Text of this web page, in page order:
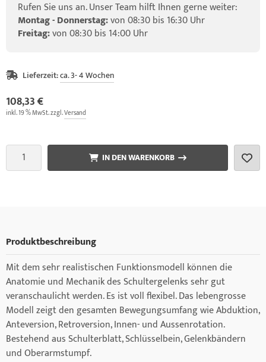
Rufen Sie uns an. Unser Team hilft Ihnen gerne weiter:
Montag - Donnerstag:von 08:30 bis 16:30 Uhr
Freitag:von 08:30 bis 14:00 Uhr
Lieferzeit:ca. 3- 4 Wochen
108,33 €
inkl. 19 % MwSt. zzgl.Versand
IN DEN WARENKORB
Produktbeschreibung
Mit dem sehr realistischen Funktionsmodell können die
Anatomie und Mechanik des Schultergelenks sehr gut
veranschaulicht werden. Es ist voll flexibel. Das lebengrosse
Modell zeigt den gesamten Bewegungsumfang wie Abduktion,
Anteversion, Retroversion, Innen- und Aussenrotation.
Bestehend aus Schulterblatt, Schlüsselbein, Gelenkbändern
und Oberarmstumpf.